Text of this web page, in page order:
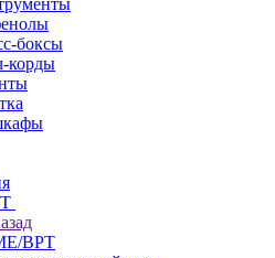
боксы
корды
BPT